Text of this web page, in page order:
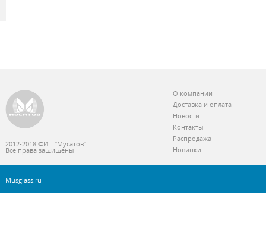
2012-2018 ©ИП “Мусатов”
Все права защищены
О компании
Доставка и оплата
Новости
Контакты
Распродажа
Новинки
Musglass.ru